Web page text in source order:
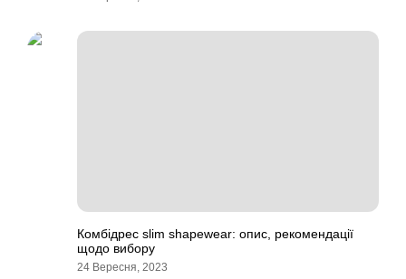
Комбідрес slim shapewear: опис, рекомендації
щодо вибору
24 Вересня, 2023